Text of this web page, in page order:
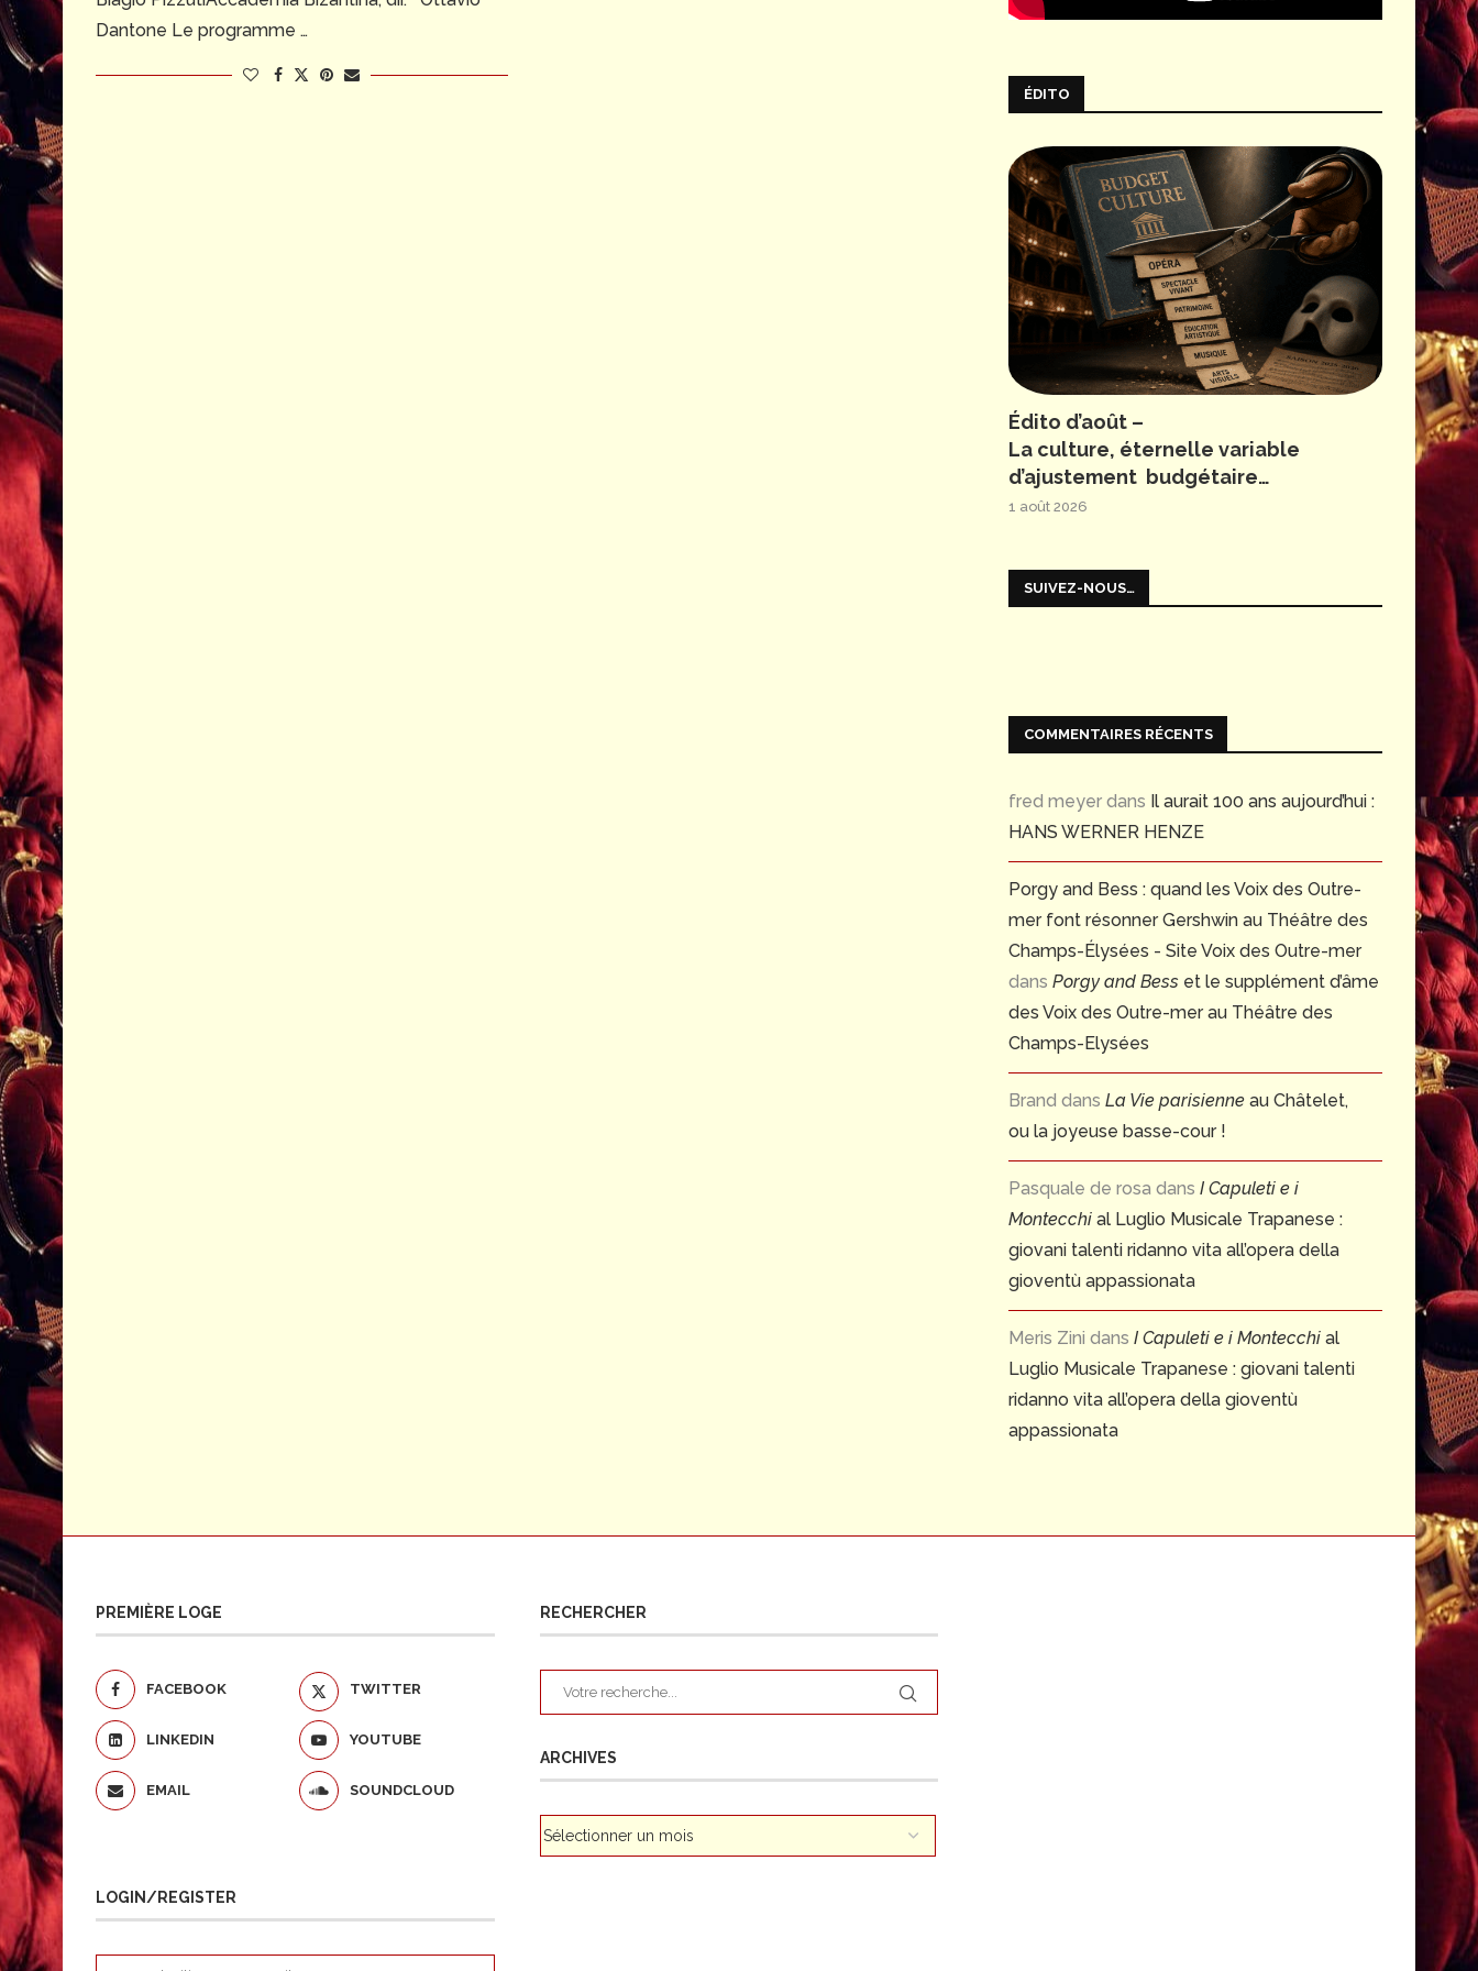
Dantone Le programme …
ÉDITO
Édito d’août –
La culture, éternelle variable
d’ajustement budgétaire…
1 août 2026
SUIVEZ-NOUS…
COMMENTAIRES RÉCENTS
fred meyer dans Il aurait 100 ans aujourd’hui :
HANS WERNER HENZE
Porgy and Bess : quand les Voix des Outre-
mer font résonner Gershwin au Théâtre des
Champs-Élysées - Site Voix des Outre-mer
dans Porgy and Bess et le supplément d’âme
des Voix des Outre-mer au Théâtre des
Champs-Elysées
Brand dans La Vie parisienne au Châtelet,
ou la joyeuse basse-cour !
Pasquale de rosa dans I Capuleti e i
Montecchi al Luglio Musicale Trapanese :
giovani talenti ridanno vita all’opera della
gioventù appassionata
Meris Zini dans I Capuleti e i Montecchi al
Luglio Musicale Trapanese : giovani talenti
ridanno vita all’opera della gioventù
appassionata
PREMIÈRE LOGE
FACEBOOK TWITTER
LINKEDIN YOUTUBE
EMAIL SOUNDCLOUD
LOGIN/REGISTER
RECHERCHER
ARCHIVES